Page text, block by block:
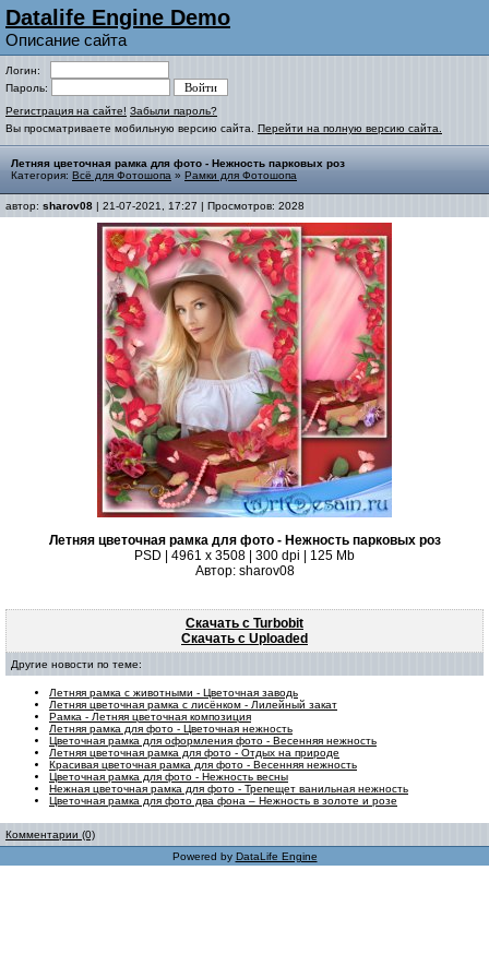
Datalife Engine Demo
Описание сайта
Логин:
Пароль:
Регистрация на сайте! Забыли пароль?
Вы просматриваете мобильную версию сайта. Перейти на полную версию сайта.
Летняя цветочная рамка для фото - Нежность парковых роз
Категория: Всё для Фотошопа » Рамки для Фотошопа
автор: sharov08 | 21-07-2021, 17:27 | Просмотров: 2028
Летняя цветочная рамка для фото - Нежность парковых роз
PSD | 4961 х 3508 | 300 dpi | 125 Mb
Автор: sharov08
Скачать с Turbobit
Скачать с Uploaded
Другие новости по теме:
Летняя рамка с животными - Цветочная заводь
Летняя цветочная рамка с лисёнком - Лилейный закат
Рамка - Летняя цветочная композиция
Летняя рамка для фото - Цветочная нежность
Цветочная рамка для оформления фото - Весенняя нежность
Летняя цветочная рамка для фото - Отдых на природе
Красивая цветочная рамка для фото - Весенняя нежность
Цветочная рамка для фото - Нежность весны
Нежная цветочная рамка для фото - Трепещет ванильная нежность
Цветочная рамка для фото два фона – Нежность в золоте и розе
Комментарии (0)
Powered by DataLife Engine